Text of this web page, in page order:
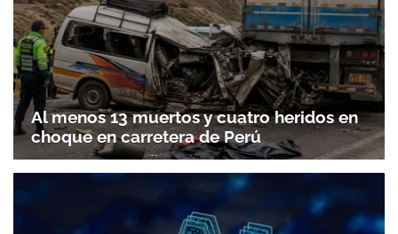
Al menos 13 muertos y cuatro heridos en
choque en carretera de Perú